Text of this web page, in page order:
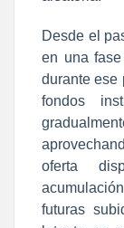
Desde el
en una
durante ese
fondos
oferta
futuras